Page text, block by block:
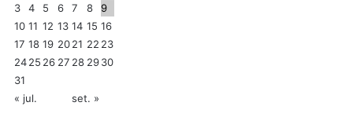
3
4 5 6 7 8
9
10 11 12 13 14 15 16
17 18 19 2021 22 23
2425 26 27 28 2930
31
« jul.
set. »